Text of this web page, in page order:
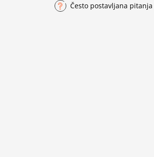
Često postavljana pitanja